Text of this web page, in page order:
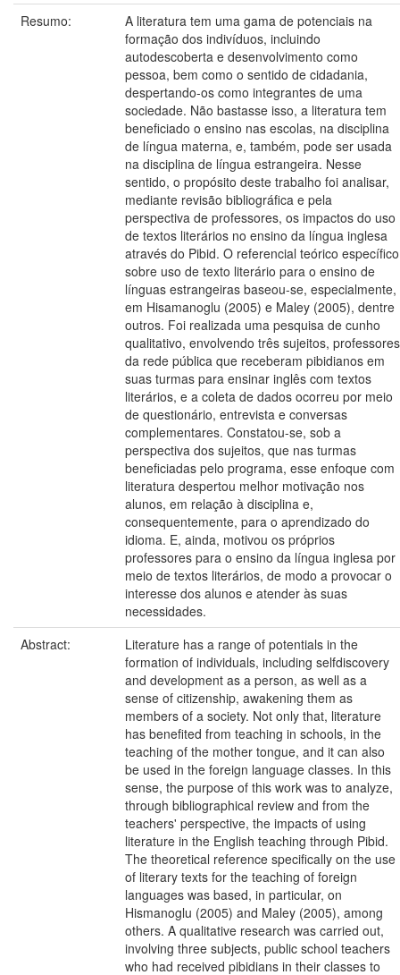
Resumo:
A literatura tem uma gama de potenciais na
formação dos indivíduos, incluindo
autodescoberta e desenvolvimento como
pessoa, bem como o sentido de cidadania,
despertando-os como integrantes de uma
sociedade. Não bastasse isso, a literatura tem
beneficiado o ensino nas escolas, na disciplina
de língua materna, e, também, pode ser usada
na disciplina de língua estrangeira. Nesse
sentido, o propósito deste trabalho foi analisar,
mediante revisão bibliográfica e pela
perspectiva de professores, os impactos do uso
de textos literários no ensino da língua inglesa
através do Pibid. O referencial teórico específico
sobre uso de texto literário para o ensino de
línguas estrangeiras baseou-se, especialmente,
em Hisamanoglu (2005) e Maley (2005), dentre
outros. Foi realizada uma pesquisa de cunho
qualitativo, envolvendo três sujeitos, professores
da rede pública que receberam pibidianos em
suas turmas para ensinar inglês com textos
literários, e a coleta de dados ocorreu por meio
de questionário, entrevista e conversas
complementares. Constatou-se, sob a
perspectiva dos sujeitos, que nas turmas
beneficiadas pelo programa, esse enfoque com
literatura despertou melhor motivação nos
alunos, em relação à disciplina e,
consequentemente, para o aprendizado do
idioma. E, ainda, motivou os próprios
professores para o ensino da língua inglesa por
meio de textos literários, de modo a provocar o
interesse dos alunos e atender às suas
necessidades.
Abstract:
Literature has a range of potentials in the
formation of individuals, including selfdiscovery
and development as a person, as well as a
sense of citizenship, awakening them as
members of a society. Not only that, literature
has benefited from teaching in schools, in the
teaching of the mother tongue, and it can also
be used in the foreign language classes. In this
sense, the purpose of this work was to analyze,
through bibliographical review and from the
teachers' perspective, the impacts of using
literature in the English teaching through Pibid.
The theoretical reference specifically on the use
of literary texts for the teaching of foreign
languages was based, in particular, on
Hismanoglu (2005) and Maley (2005), among
others. A qualitative research was carried out,
involving three subjects, public school teachers
who had received pibidians in their classes to